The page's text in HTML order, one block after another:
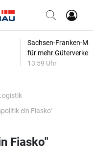
Sachsen-Franken-
für mehr
13:59 Uhr
ein Fiasko"
Fiasko"